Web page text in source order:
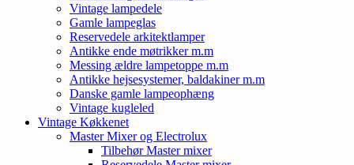
Vintage lampedele
Gamle lampeglas
Reservedele arkitektlamper
Antikke ende møtrikker m.m
Messing ældre lampetoppe m.m
Antikke hejsesystemer, baldakiner m.m
Danske gamle lampeophæng
Vintage kugleled
Vintage Køkkenet
Master Mixer og Electrolux
Tilbehør Master mixer